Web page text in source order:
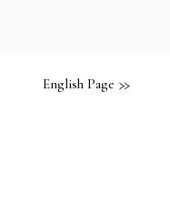
English Page